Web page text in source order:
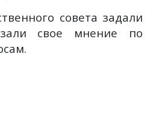
совета задали
свое мнение по